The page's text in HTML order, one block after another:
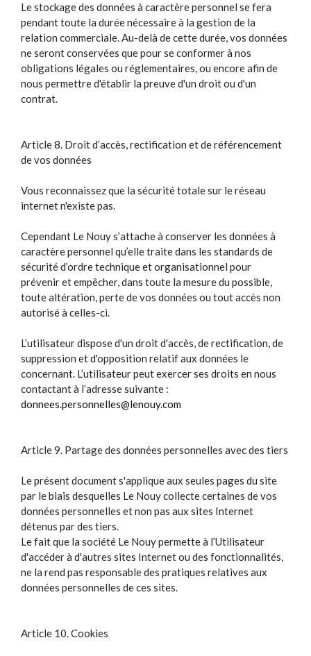
Le stockage des données à caractère personnel se fera
pendant toute la durée nécessaire à la gestion de la
relation commerciale. Au-delà de cette durée, vos données
ne seront conservées que pour se conformer à nos
obligations légales ou réglementaires, ou encore afin de
nous permettre d'établir la preuve d'un droit ou d'un
contrat.
Article 8. Droit d’accès, rectification et de référencement
de vos données
Vous reconnaissez que la sécurité totale sur le réseau
internet n'existe pas.
Cependant Le Nouy s’attache à conserver les données à
caractère personnel qu’elle traite dans les standards de
sécurité d’ordre technique et organisationnel pour
prévenir et empêcher, dans toute la mesure du possible,
toute altération, perte de vos données ou tout accès non
autorisé à celles-ci.
L’utilisateur dispose d'un droit d'accès, de rectification, de
suppression et d'opposition relatif aux données le
concernant. L’utilisateur peut exercer ses droits en nous
contactant à l’adresse suivante :
donnees.personnelles@lenouy.com
Article 9. Partage des données personnelles avec des tiers
Le présent document s'applique aux seules pages du site
par le biais desquelles Le Nouy collecte certaines de vos
données personnelles et non pas aux sites Internet
détenus par des tiers.
Le fait que la société Le Nouy permette à l’Utilisateur
d'accéder à d'autres sites Internet ou des fonctionnalités,
ne la rend pas responsable des pratiques relatives aux
données personnelles de ces sites.
Article 10. Cookies